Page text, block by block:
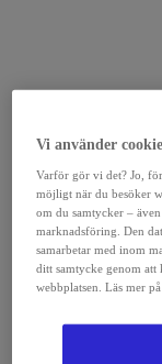
Vi använder
Varför gör vi det? Jo,
möjligt när du besöker
om du samtycker –
marknadsföring. Den
samarbetar med inom
ditt samtycke genom att
webbplatsen. Läs mer på